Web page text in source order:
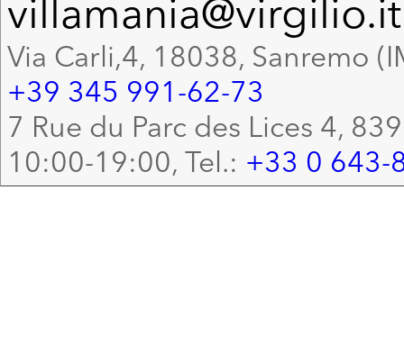
villamania@virgilio.it
Via Carli,4, 18038, Sanremo
+39 345 991-62-73
7 Rue du Parc des Lices 4,
10:00-19:00, Tel.: +33 0 643-